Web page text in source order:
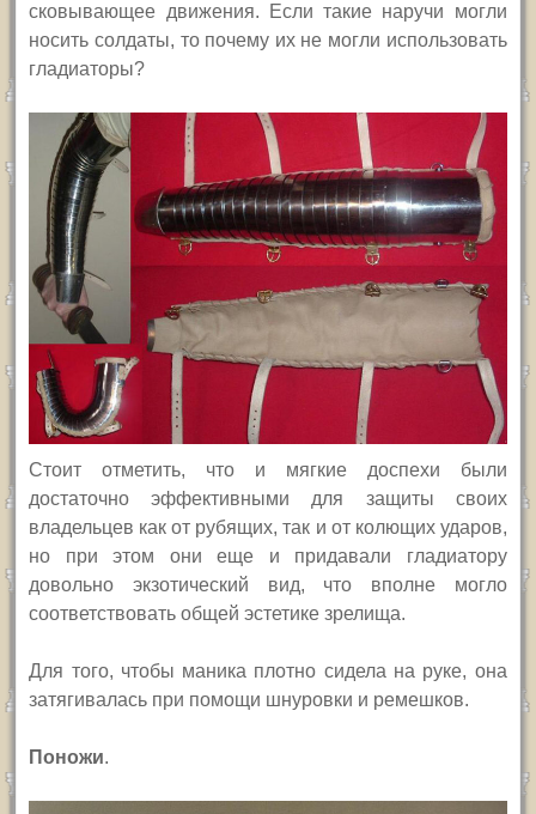
сковывающее движения. Если такие наручи могли
носить солдаты, то почему их не могли использовать
гладиаторы?
Стоит отметить, что и мягкие доспехи были
достаточно эффективными для защиты своих
владельцев как от рубящих, так и от колющих ударов,
но при этом они еще и придавали гладиатору
довольно экзотический вид, что вполне могло
соответствовать общей эстетике зрелища.
Для того, чтобы маника плотно сидела на руке, она
затягивалась при помощи шнуровки и ремешков.
Поножи.